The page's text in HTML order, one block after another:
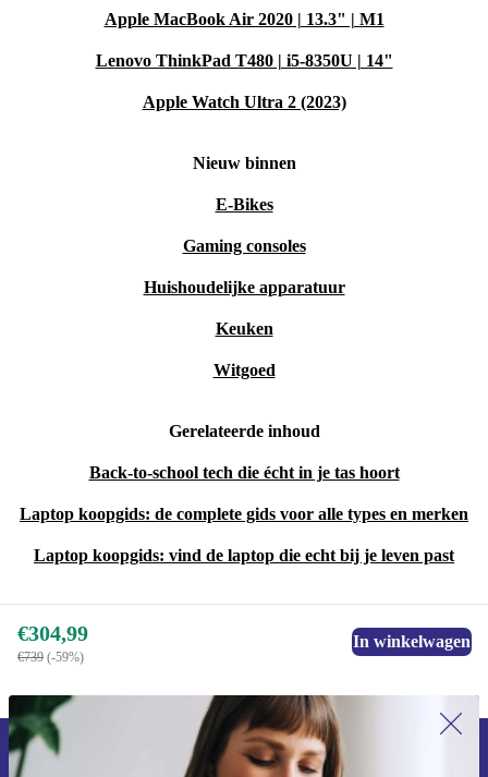
Apple MacBook Air 2020 | 13.3" | M1
Lenovo ThinkPad T480 | i5-8350U | 14"
Apple Watch Ultra 2 (2023)
Nieuw binnen
E-Bikes
Gaming consoles
Huishoudelijke apparatuur
Keuken
Witgoed
Gerelateerde inhoud
Back-to-school tech die écht in je tas hoort
Laptop koopgids: de complete gids voor alle types en merken
Laptop koopgids: vind de laptop die echt bij je leven past
€304,99
€739 (-59%)
In winkelwagen
Meld je aan voor onze nieuwsbrief en